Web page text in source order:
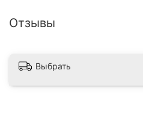
Отзывы
Выбрать